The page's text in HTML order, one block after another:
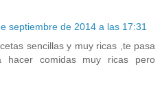
septiembre de 2014 a las 17:31
sencillas y muy ricas ,te pasa
comidas muy ricas pero